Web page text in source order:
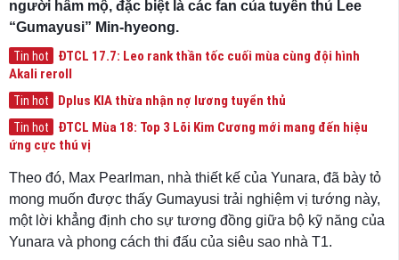
người hâm mộ, đặc biệt là các fan của tuyển thủ Lee
“Gumayusi” Min-hyeong.
Tin hot
ĐTCL 17.7: Leo rank thần tốc cuối mùa cùng đội hình
Akali reroll
Tin hot Dplus KIA thừa nhận nợ lương tuyển thủ
Tin hot
ĐTCL Mùa 18: Top 3 Lõi Kim Cương mới mang đến hiệu
ứng cực thú vị
Theo đó, Max Pearlman, nhà thiết kế của Yunara, đã bày tỏ
mong muốn được thấy Gumayusi trải nghiệm vị tướng này,
một lời khẳng định cho sự tương đồng giữa bộ kỹ năng của
Yunara và phong cách thi đấu của siêu sao nhà T1.